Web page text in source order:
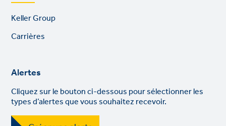
Footer
Keller Group
Carrières
Alertes
Cliquez sur le bouton ci-dessous pour sélectionner les
types d’alertes que vous souhaitez recevoir.